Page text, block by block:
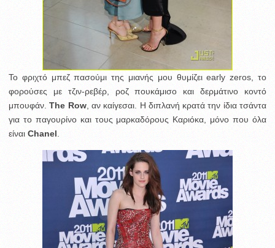
Το φριχτό μπεζ πασούμι της μιανής μου θυμίζει early zeros, το
φορούσες με τζιν-ρεβέρ, ροζ πουκάμισο και δερμάτινο κοντό
μπουφάν.The Row, αν καίγεσαι. Η διπλανή κρατά την ίδια τσάντα
για το παγουρίνο και τους μαρκαδόρους Καριόκα, μόνο που όλα
είναι Chanel